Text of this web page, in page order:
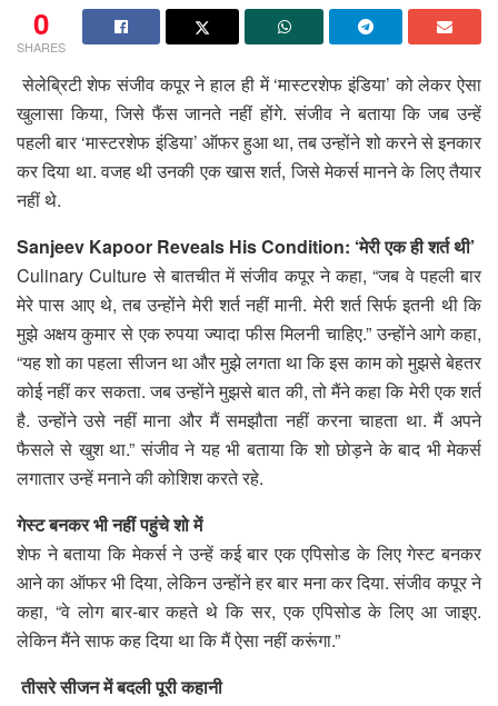
0
SHARES
सेलेब्रिटी शेफ संजीव कपूर ने हाल ही में ‘मास्टरशेफ इंडिया’ को लेकर ऐसा
खुलासा किया, जिसे फैंस जानते नहीं होंगे. संजीव ने बताया कि जब उन्हें
पहली बार ‘मास्टरशेफ इंडिया’ ऑफर हुआ था, तब उन्होंने शो करने से इनकार
कर दिया था. वजह थी उनकी एक खास शर्त, जिसे मेकर्स मानने के लिए तैयार
नहीं थे.
Sanjeev Kapoor Reveals His Condition: ‘मेरी एक ही शर्त थी’
Culinary Culture से बातचीत में संजीव कपूर ने कहा, “जब वे पहली बार
मेरे पास आए थे, तब उन्होंने मेरी शर्त नहीं मानी. मेरी शर्त सिर्फ इतनी थी कि
मुझे अक्षय कुमार से एक रुपया ज्यादा फीस मिलनी चाहिए.” उन्होंने आगे कहा,
“यह शो का पहला सीजन था और मुझे लगता था कि इस काम को मुझसे बेहतर
कोई नहीं कर सकता. जब उन्होंने मुझसे बात की, तो मैंने कहा कि मेरी एक शर्त
है. उन्होंने उसे नहीं माना और मैं समझौता नहीं करना चाहता था. मैं अपने
फैसले से खुश था.” संजीव ने यह भी बताया कि शो छोड़ने के बाद भी मेकर्स
लगातार उन्हें मनाने की कोशिश करते रहे.
गेस्ट बनकर भी नहीं पहुंचे शो में
शेफ ने बताया कि मेकर्स ने उन्हें कई बार एक एपिसोड के लिए गेस्ट बनकर
आने का ऑफर भी दिया, लेकिन उन्होंने हर बार मना कर दिया. संजीव कपूर ने
कहा, “वे लोग बार-बार कहते थे कि सर, एक एपिसोड के लिए आ जाइए.
लेकिन मैंने साफ कह दिया था कि मैं ऐसा नहीं करूंगा.”
तीसरे सीजन में बदली पूरी कहानी